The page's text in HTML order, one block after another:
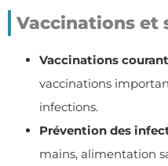
Vaccinations et
Vaccinations
vaccinations
infections.
Prévention des
mains, alimentation